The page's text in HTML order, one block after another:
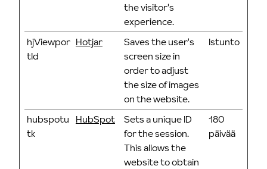
the visitor's
experience.
hjViewpor
tId
Hotjar
Saves the user's
screen size in
order to adjust
the size of images
on the website.
Istunto
hubspotu
tk
HubSpot
Sets a unique ID
for the session.
This allows the
website to obtain
180
päivää